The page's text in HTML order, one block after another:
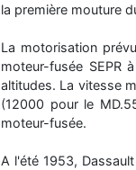
la première mouture
La motorisation
moteur-fusée SEPR
altitudes. La vitesse
(12000 pour le
moteur-fusée.
A l'été 1953,